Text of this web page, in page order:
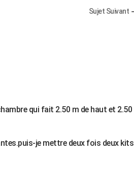
Sujet Suivant
qui fait 2.50 m de haut et 2.50
je mettre deux fois deux kits